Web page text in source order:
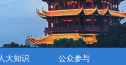
人大知识 公众参与